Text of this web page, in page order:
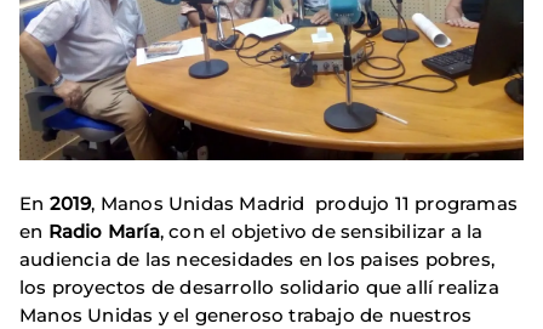
En 2019, Manos Unidas Madrid produjo 11 programas
en Radio María, con el objetivo de sensibilizar a la
audiencia de las necesidades en los paises pobres,
los proyectos de desarrollo solidario que allí realiza
Manos Unidas y el generoso trabajo de nuestros